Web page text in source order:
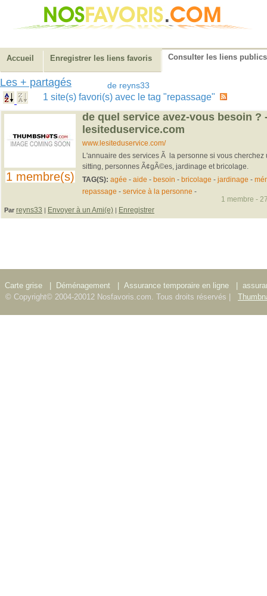
Accueil Enregistrer les liens favoris Consulter les liens publics
Les + partagés de reyns33
1 site(s) favori(s) avec le tag "repassage"
1 membre(s)
de quel service avez-vous besoin ?
lesiteduservice.com
www.lesiteduservice.com/
L'annuaire des services Ã la personne si vous
sitting, personnes Ã¢gÃ©es, jardinage et bricolage.
TAG(S): agée - aide - besoin - bricolage - jardinage -
repassage - service à la personne -
Par reyns33 | Envoyer à un Ami(e) | Enregistrer
1 membre -
Carte grise Déménagement Assurance temporaire en ligne
© Copyright© 2004-20012 Nosfavoris.com. Tous droits réservés |